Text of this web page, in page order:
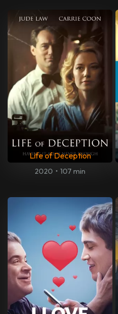
Life of Deception
2020 • 107 min